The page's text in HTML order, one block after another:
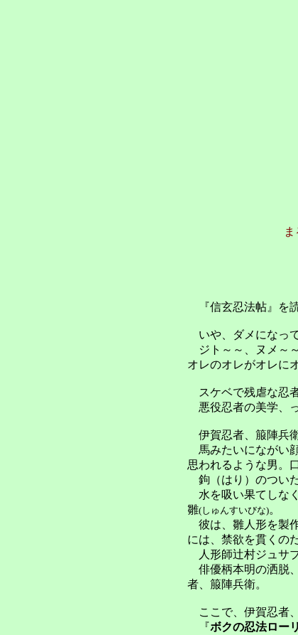
『信玄忍法帖』を
いや、ダメになっ
ジト～～、ヌメ～
オレのオレがオレに
スケベで残虐な忍
悪役忍者の美学、
伊賀忍者、箙陣兵
馬みたいにながい
思われるような男。
鉤（はり）のつい
水を吸い果てしな
雛(しゅんすいびな)。
彼は、雛人形を製
には、禁欲を貫くのだ
人形師辻村ジュサ
俳優柄本明の洒脱
者、箙陣兵衛。
ここで、伊賀忍者
『ボクの忍法ロー